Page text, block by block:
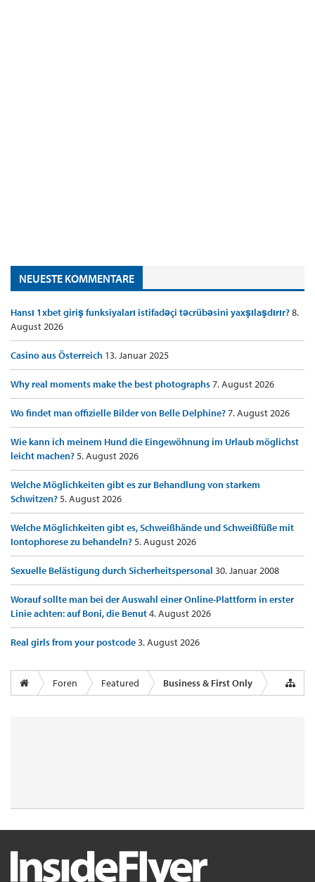
NEUESTE KOMMENTARE
Hansı 1xbet giriş funksiyaları istifadəçi təcrübəsini yaxşılaşdırır?8.
August 2026
Casino aus Österreich 13. Januar 2025
Why real moments make the best photographs7. August 2026
Wo findet man offizielle Bilder von Belle Delphine?7. August 2026
Wie kann ich meinem Hund die Eingewöhnung im Urlaub möglichst
leicht machen?5. August 2026
Welche Möglichkeiten gibt es zur Behandlung von starkem
Schwitzen?5. August 2026
Welche Möglichkeiten gibt es, Schweißhände und Schweißfüße mit
Iontophorese zu behandeln?5. August 2026
Sexuelle Belästigung durch Sicherheitspersonal 30. Januar 2008
Worauf sollte man bei der Auswahl einer Online-Plattform in erster
Linie achten: auf Boni, die Benut4. August 2026
Real girls from your postcode3. August 2026
Foren Featured Business & First Only